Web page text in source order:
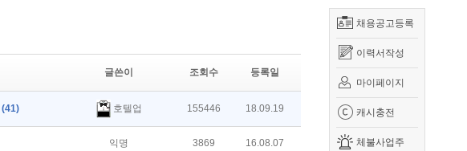
채용공고등록
이력서작성
마이페이지
캐시충전
체불사업주
글쓴이 조회수 등록일
(41) 호텔업 155446 18.09.19
익명 3869 16.08.07